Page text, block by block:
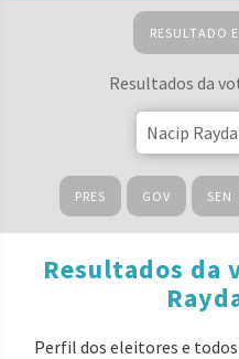
RESULTADO
Resultados da
PRES GOV SEN
Resultados da
Perfil dos eleitores e